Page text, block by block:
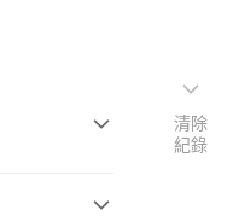
清除
紀錄